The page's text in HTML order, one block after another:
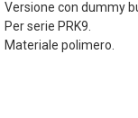
Versione con dummy
Per serie PRK9.
Materiale polimero.
Silicone
Olive